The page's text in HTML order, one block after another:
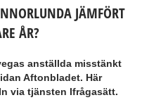
JÄMFÖRT
ÅR?
anställda misstänkt
Aftonbladet. Här
via tjänsten Ifrågasätt.